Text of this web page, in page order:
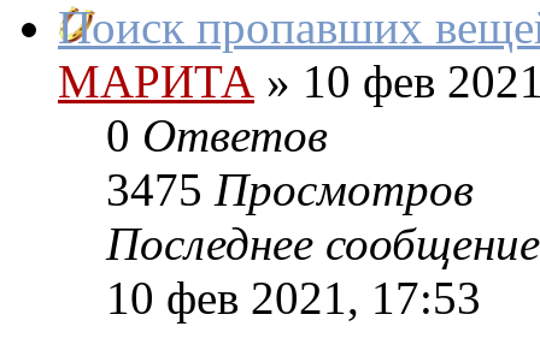
Поиск пропавших
МАРИТА » 10 фев
0 Ответов
3475 Просмотров
Последнее сообщение
10 фев 2021, 17:53